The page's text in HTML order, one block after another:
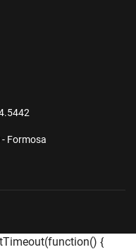
- Formosa
{